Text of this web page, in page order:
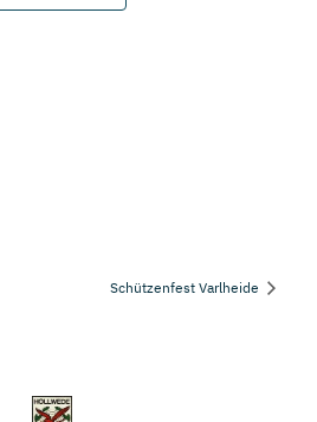
Schützenfest Varlheide